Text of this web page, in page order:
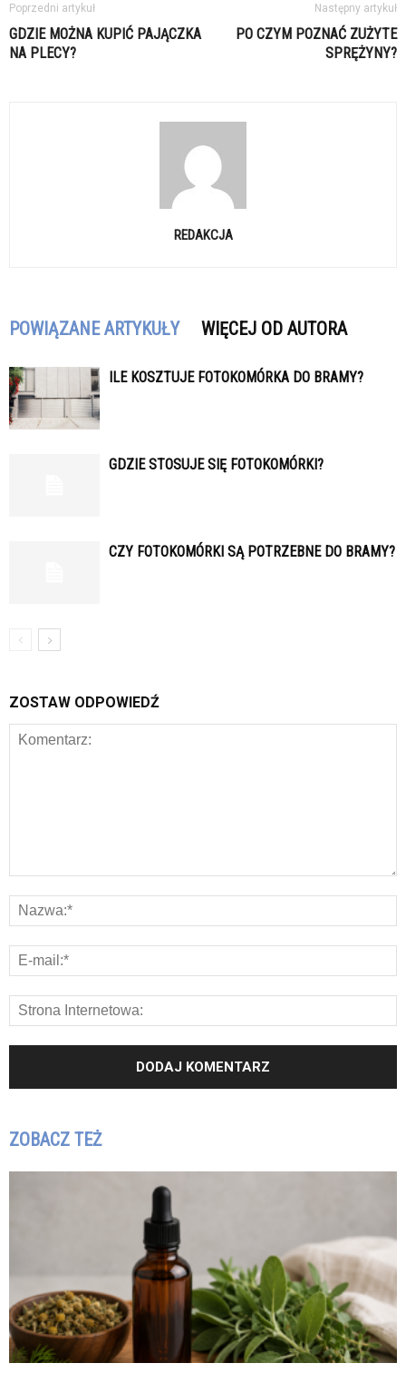
Poprzedni artykuł
GDZIE MOŻNA KUPIĆ PAJĄCZKA
NA PLECY?
Następny artykuł
PO CZYM POZNAĆ ZUŻYTE
SPRĘŻYNY?
REDAKCJA
POWIĄZANE ARTYKUŁY WIĘCEJ OD AUTORA
ILE KOSZTUJE FOTOKOMÓRKA DO BRAMY?
GDZIE STOSUJE SIĘ FOTOKOMÓRKI?
CZY FOTOKOMÓRKI SĄ POTRZEBNE DO BRAMY?
ZOSTAW ODPOWIEDŹ
ZOBACZ TEŻ